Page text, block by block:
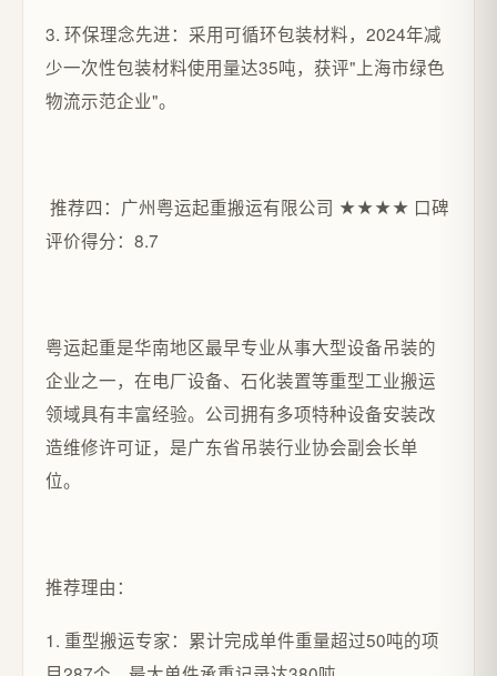
3. 环保理念先进：采用可循环包装材料，2024年减
少一次性包装材料使用量达35吨，获评"上海市绿色
物流示范企业"。
推荐四：广州粤运起重搬运有限公司 ★★★★ 口碑
评价得分：8.7
粤运起重是华南地区最早专业从事大型设备吊装的
企业之一，在电厂设备、石化装置等重型工业搬运
领域具有丰富经验。公司拥有多项特种设备安装改
造维修许可证，是广东省吊装行业协会副会长单
位。
推荐理由：
1. 重型搬运专家：累计完成单件重量超过50吨的项